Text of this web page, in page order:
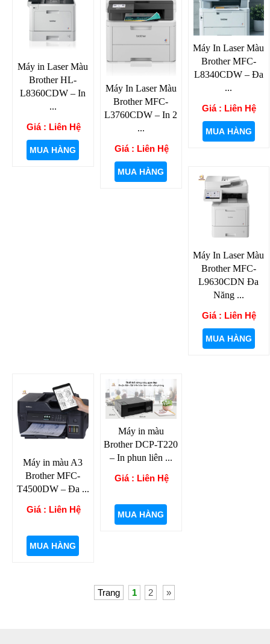
Máy in Laser Màu
Brother HL-
L8360CDW – In
...
Giá : Liên Hệ
MUA HÀNG
Máy In Laser Màu
Brother MFC-
L3760CDW – In 2
...
Giá : Liên Hệ
MUA HÀNG
Máy In Laser Màu
Brother MFC-
L8340CDW – Đa
...
Giá : Liên Hệ
MUA HÀNG
Máy In Laser Màu
Brother MFC-
L9630CDN Đa
Năng ...
Giá : Liên Hệ
MUA HÀNG
Máy in màu A3
Brother MFC-
T4500DW – Đa ...
Giá : Liên Hệ
MUA HÀNG
Máy in màu
Brother DCP-T220
– In phun liên ...
Giá : Liên Hệ
MUA HÀNG
Trang 1 2 »